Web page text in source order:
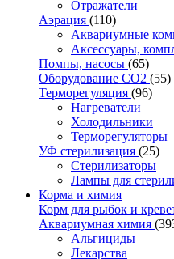
Отражатели
Аэрация (110)
Аквариумные
Аксессуары,
Помпы, насосы (65)
Оборудование CO2 (55)
Терморегуляция (96)
Нагреватели
Холодильники
Терморегуляторы
УФ стерилизация (25)
Стерилизаторы
Лампы для
Корма и химия
Корм для рыбок и
Аквариумная химия
Альгициды
Лекарства